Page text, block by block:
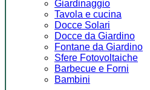
Giardinaggio
Tavola e cucina
Docce Solari
Docce da Giardino
Fontane da Giardino
Sfere Fotovoltaiche
Barbecue e Forni
Bambini